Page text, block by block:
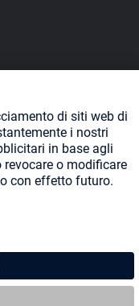
spedizioneed eventuali
indicato.